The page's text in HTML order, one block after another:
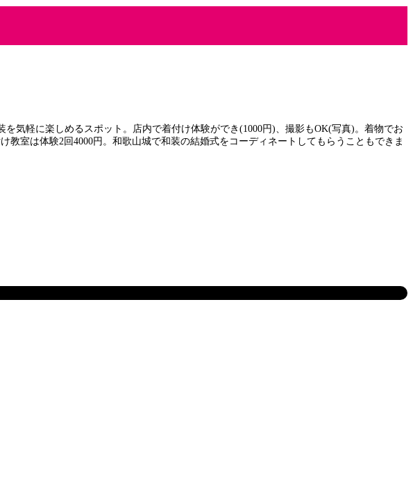
気軽に楽しめるスポット。店内で着付け体験ができ(1000円)、撮影もOK(写真)。着物でお
室は体験2回4000円。和歌山城で和装の結婚式をコーディネートしてもらうこともできま